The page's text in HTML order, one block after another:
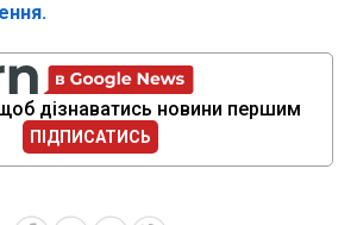
дізнаватись новини першим
ПІДПИСАТИСЬ